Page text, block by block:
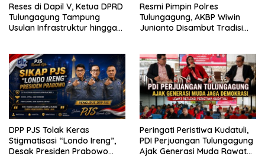
Reses di Dapil V, Ketua DPRD
Tulungagung Tampung
Usulan Infrastruktur hingga
Resmi Pimpin Polres
Tulungagung, AKBP Wiwin
Junianto Disambut Tradisi
DPP PJS Tolak Keras
Stigmatisasi “Londo Ireng”,
Desak Presiden Prabowo
Peringati Peristiwa Kudatuli,
PDI Perjuangan Tulungagung
Ajak Generasi Muda Rawat